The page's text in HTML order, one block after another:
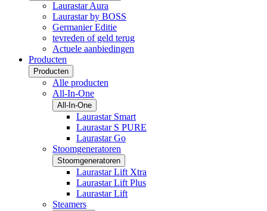
Laurastar Aura
Laurastar by BOSS
Germanier Editie
tevreden of geld terug
Actuele aanbiedingen
Producten
Producten
Alle producten
All-In-One
All-In-One
Laurastar Smart
Laurastar S PURE
Laurastar Go
Stoomgeneratoren
Stoomgeneratoren
Laurastar Lift Xtra
Laurastar Lift Plus
Laurastar Lift
Steamers